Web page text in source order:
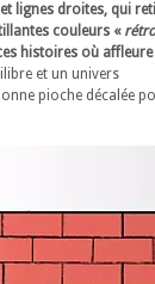
et lignes droites, qui
couleurs «
histoires où affleure
et un univers
pioche décalée